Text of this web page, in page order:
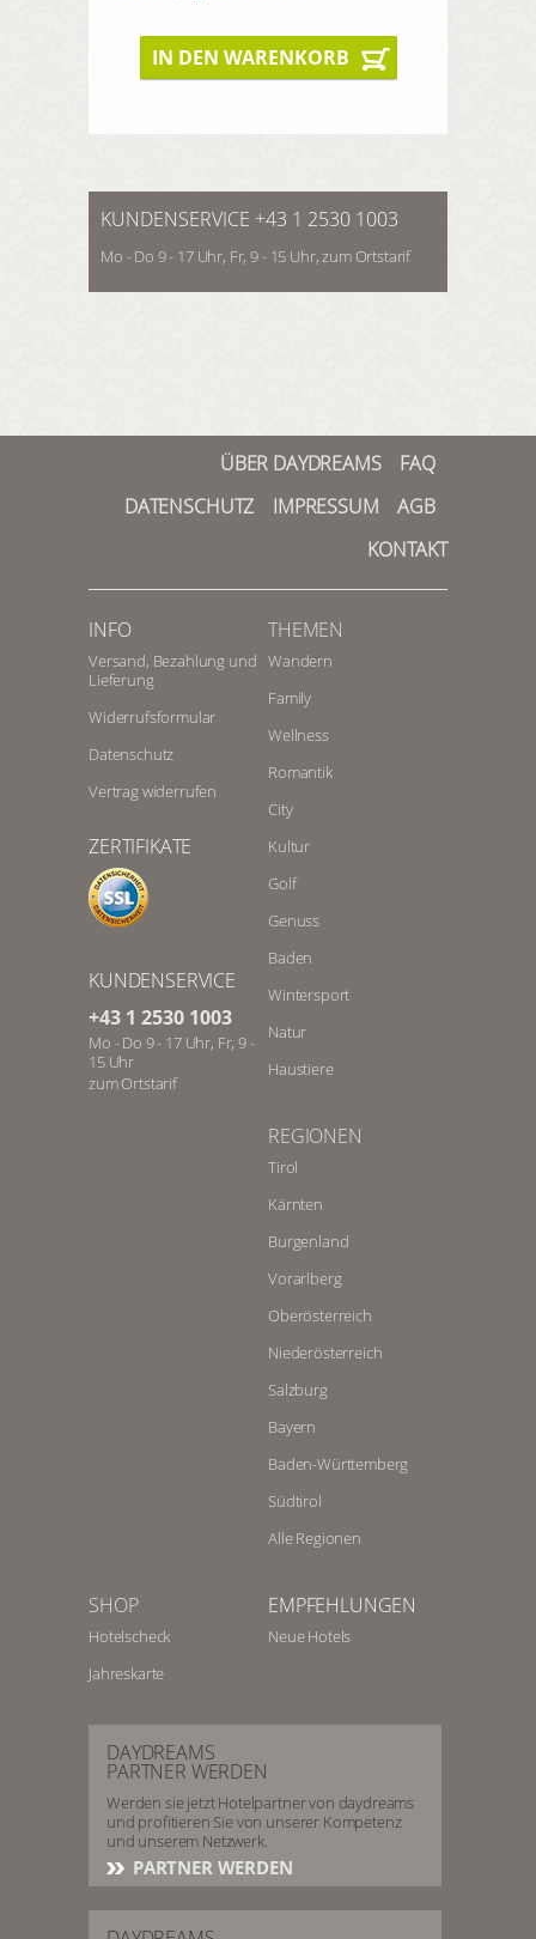
IN DEN WARENKORB
KUNDENSERVICE +43 1 2530 1003
Mo - Do 9 - 17 Uhr, Fr, 9 - 15 Uhr, zum Ortstarif
ÜBER DAYDREAMS
FAQ
DATENSCHUTZ
IMPRESSUM
AGB
KONTAKT
INFO
Versand, Bezahlung und
Lieferung
Widerrufsformular
Datenschutz
Vertrag widerrufen
ZERTIFIKATE
KUNDENSERVICE
+43 1 2530 1003
Mo - Do 9 - 17 Uhr, Fr, 9 -
15 Uhr
zum Ortstarif
THEMEN
Wandern
Family
Wellness
Romantik
City
Kultur
Golf
Genuss
Baden
Wintersport
Natur
Haustiere
REGIONEN
Tirol
Kärnten
Burgenland
Vorarlberg
Oberösterreich
Niederösterreich
Salzburg
Bayern
Baden-Württemberg
Südtirol
Alle Regionen
SHOP
Hotelscheck
Jahreskarte
EMPFEHLUNGEN
Neue Hotels
DAYDREAMS
PARTNER WERDEN
Werden sie jetzt Hotelpartner von daydreams
und profitieren Sie von unserer Kompetenz
und unserem Netzwerk.
PARTNER WERDEN